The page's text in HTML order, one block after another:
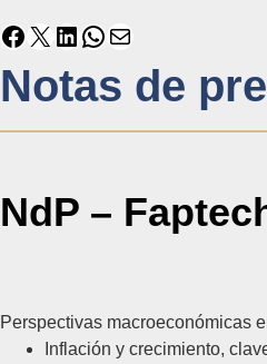
Notas de
NdP –
Perspectivas macroeconómicas
Inflación y crecimiento,